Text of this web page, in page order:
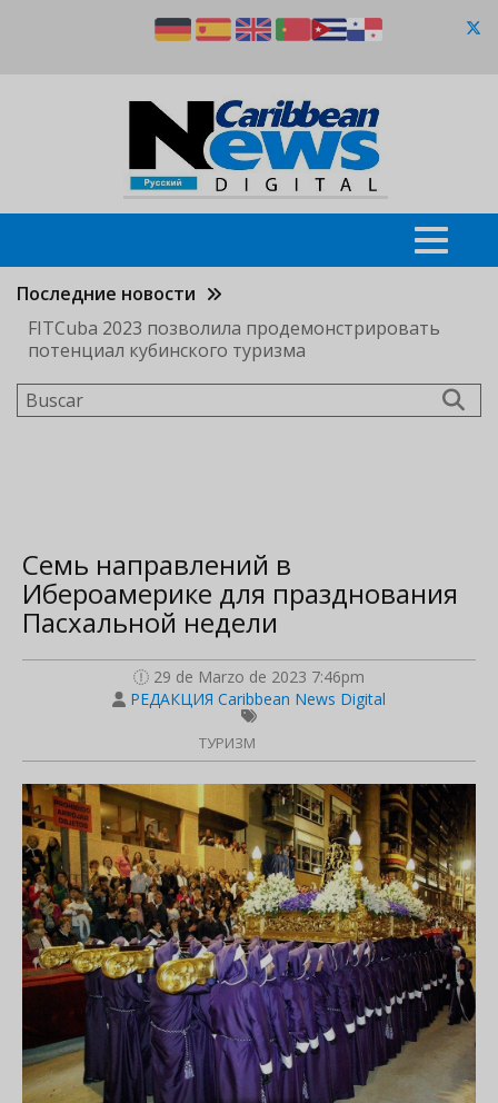
Последние новости
FITCuba 2023 позволила продемонстрировать
потенциал кубинского туризма
Buscar
Семь направлений в
Ибероамерике для празднования
Пасхальной недели
29 de Marzo de 2023 7:46pm
РЕДАКЦИЯ Caribbean News Digital
ТУРИЗМ